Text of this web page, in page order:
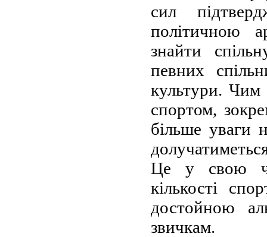
сил
політичною
знайти
певних
культури. Чим
спортом,
більше уваги
Це у свою
кількості
достойною
звичкам.